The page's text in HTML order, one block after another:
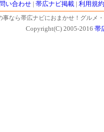
い合わせ| 帯広ナビ掲載| 利用規約
事なら帯広ナビにおまかせ！グルメ
Copyright(C) 2005-2016 帯